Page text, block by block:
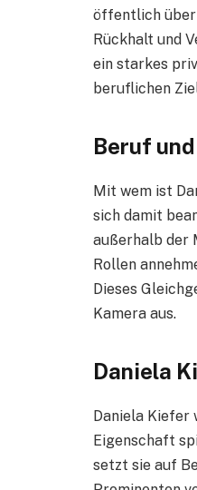
öffentlich über
Rückhalt und
ein starkes
beruflichen
Beruf
Mit wem ist
sich damit
außerhalb der
Rollen
Dieses
Kamera aus.
Daniela
Daniela Kiefer
Eigenschaft
setzt sie auf